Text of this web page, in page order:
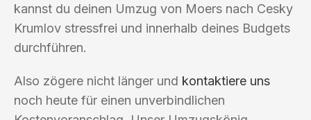
kannst du deinen Umzug von Moers nach Cesky
Krumlov stressfrei und innerhalb deines Budgets
durchführen.
Also zögere nicht länger und kontaktiere uns
noch heute für einen unverbindlichen